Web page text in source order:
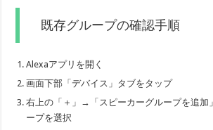
既存グループの確認手順
Alexaアプリを開く
画面下部「デバイス」タブをタップ
右上の「＋」→「スピーカーグループを追加
ープを選択